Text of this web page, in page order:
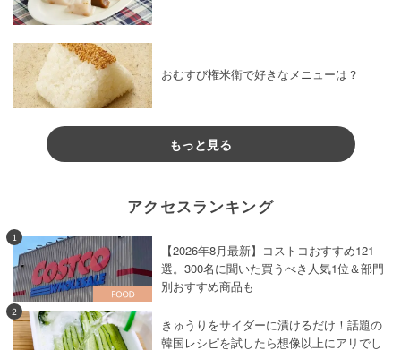
おむすび権米衛で好きなメニューは？
もっと見る
アクセスランキング
1
【2026年8月最新】コストコおすすめ121
選。300名に聞いた買うべき人気1位＆部門
別おすすめ商品も
2
きゅうりをサイダーに漬けるだけ！話題の
韓国レシピを試したら想像以上にアリでし